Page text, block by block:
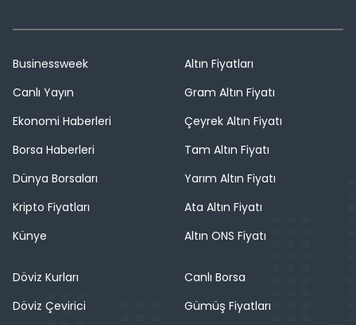
Businessweek
Canlı Yayın
Ekonomi Haberleri
Borsa Haberleri
Dünya Borsaları
Kripto Fiyatları
Künye
Altın Fiyatları
Gram Altın Fiyatı
Çeyrek Altın Fiyatı
Tam Altın Fiyatı
Yarım Altın Fiyatı
Ata Altın Fiyatı
Altın ONS Fiyatı
Döviz Kurları
Döviz Çevirici
Canlı Borsa
Gümüş Fiyatları